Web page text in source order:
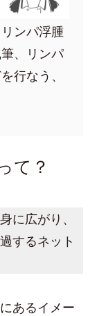
ンパ浮腫
、リンパ
行なう、
て？
に広がり、
するネット
あるイメー